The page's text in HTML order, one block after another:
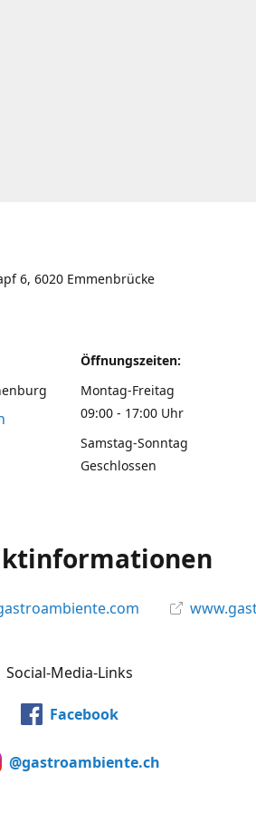
6, 6020 Emmenbrücke
Öffnungszeiten:
Montag-Freitag
09:00 - 17:00 Uhr
Samstag-Sonntag
Geschlossen
Social-Media-Links
Facebook
@gastroambiente.ch